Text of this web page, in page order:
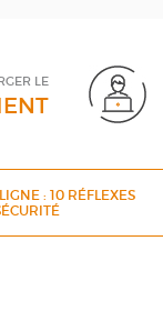
LE
: 10 RÉFLEXES